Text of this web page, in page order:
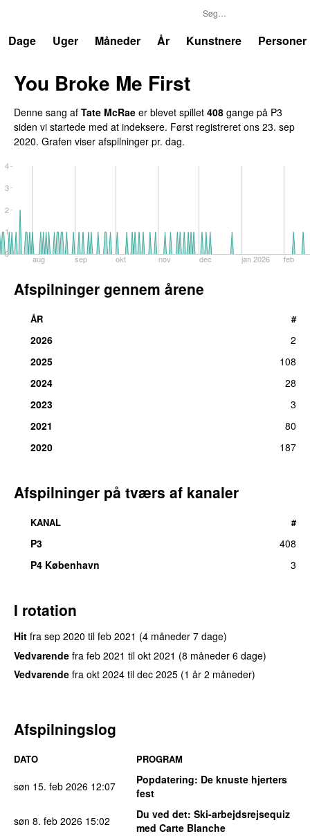
Dage
Uger Måneder År Kunstnere Personer
You Broke Me First
Denne sang af Tate McRae er blevet spillet 408 gange på P3
siden vi startede med at indeksere. Først registreret ons 23. sep
2020. Grafen viser afspilninger pr. dag.
aug sep okt nov dec jan 2026 feb
0
1
2
3
4
Afspilninger gennem årene
ÅR #
2026
2
2025
108
2024
28
2023
3
2021
80
2020
187
Afspilninger på tværs af kanaler
KANAL #
P3
408
P4 København
3
I rotation
Hit fra sep 2020 til feb 2021 (4 måneder 7 dage)
Vedvarende fra feb 2021 til okt 2021 (8 måneder 6 dage)
Vedvarende fra okt 2024 til dec 2025 (1 år 2 måneder)
Afspilningslog
DATO PROGRAM
søn 15. feb 2026 12:07 Popdatering: De knuste hjerters
fest
søn 8. feb 2026 15:02 Du ved det: Ski-arbejdsrejsequiz
med Carte Blanche